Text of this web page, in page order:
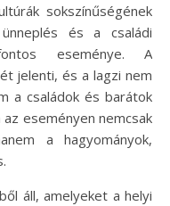
és a családi
eseménye. A
jelenti, és a lagzi nem
a családok és barátok
eseményen nemcsak
a hagyományok,
áll, amelyeket a helyi